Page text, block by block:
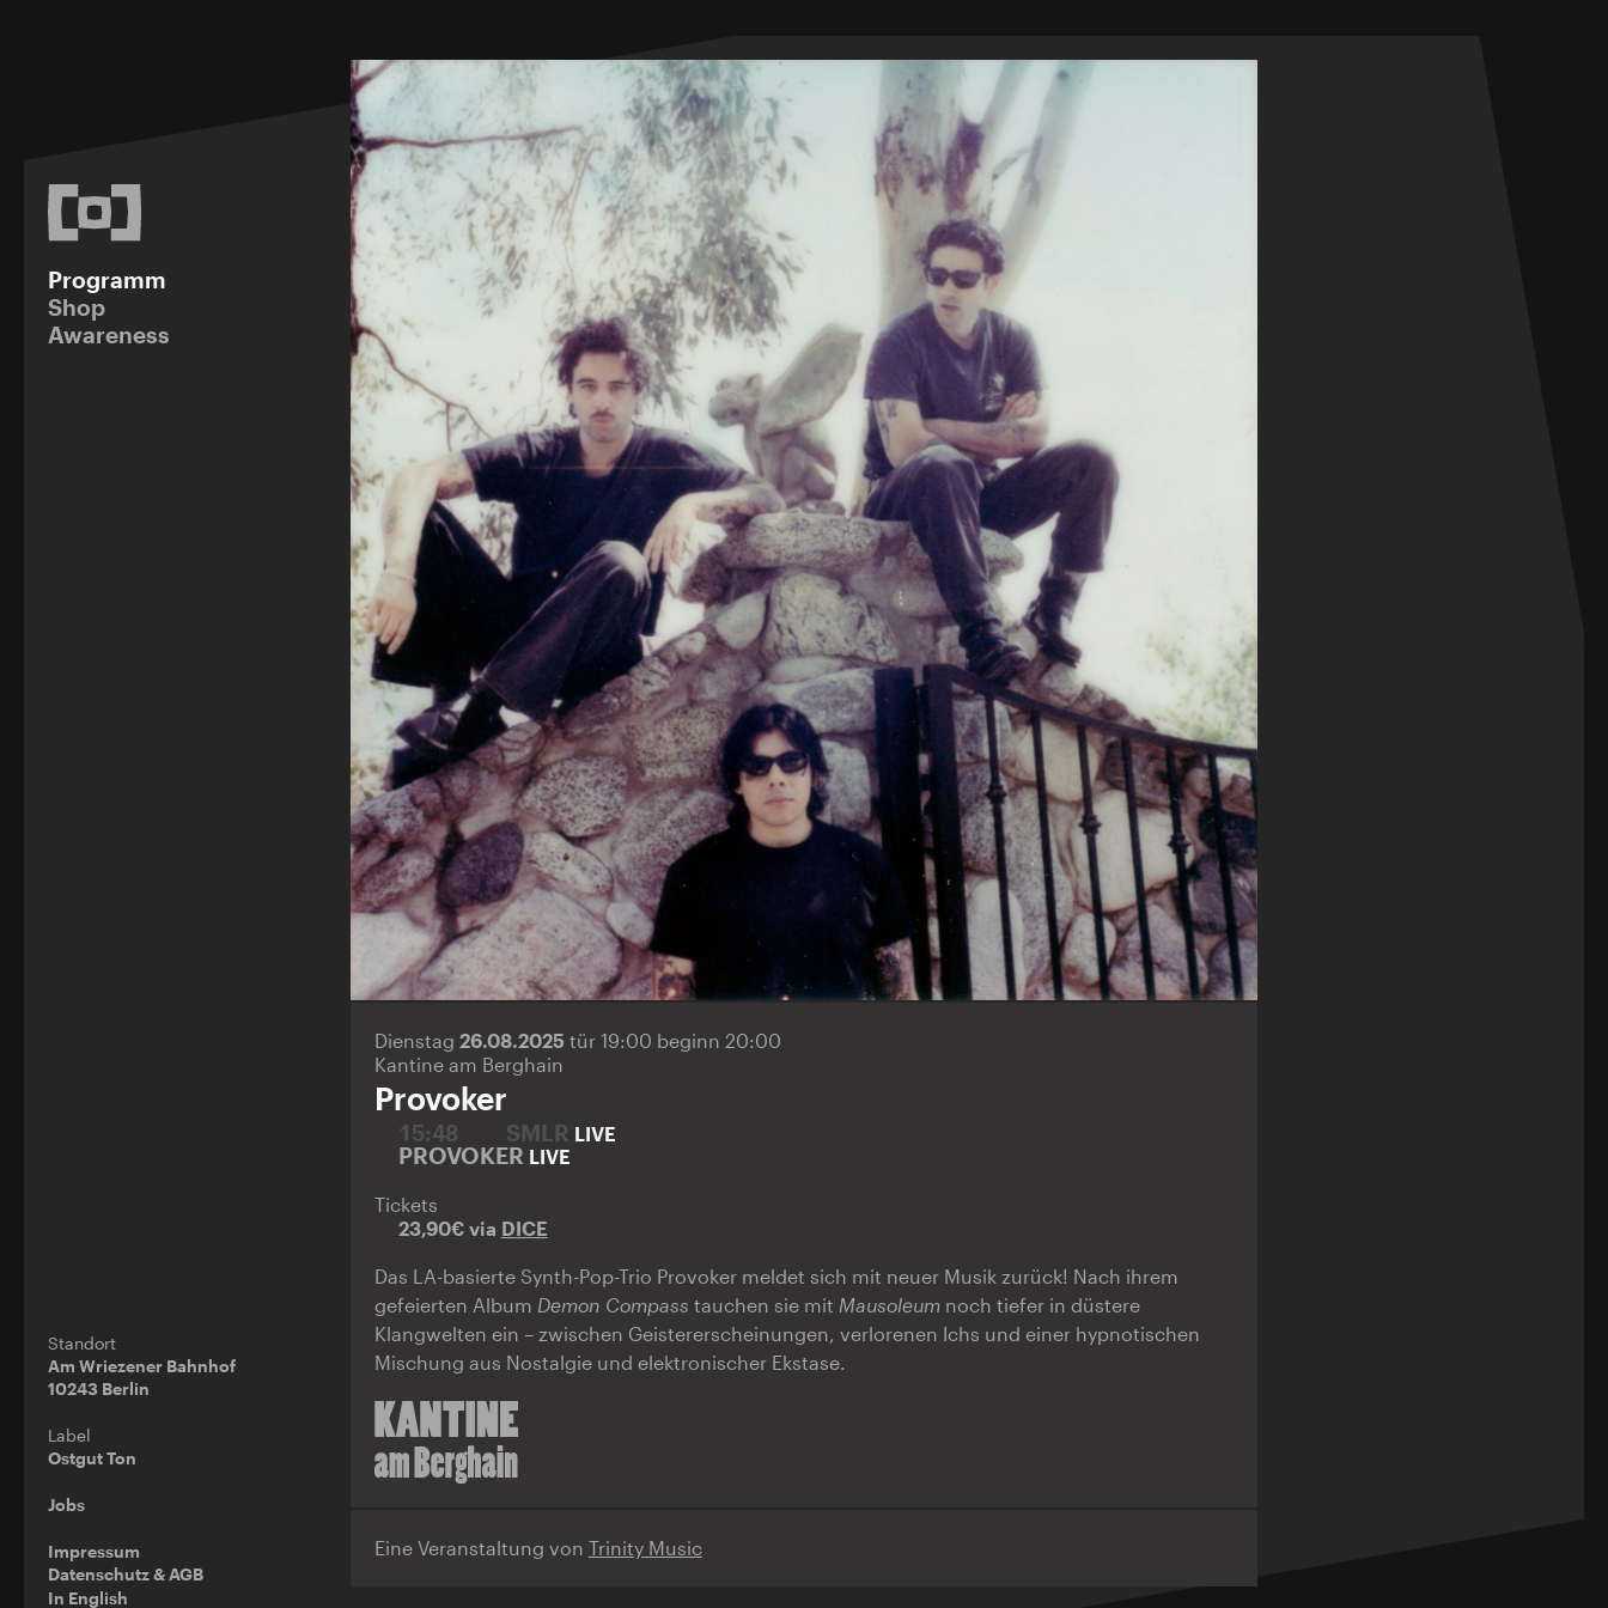
Programm
Shop
Awareness
Standort
Am Wriezener Bahnhof
10243 Berlin
Label
Ostgut Ton
Jobs
Impressum
Datenschutz & AGB
In English
Dienstag 26.08.2025 tür 19:00 beginn 20:00
Kantine am Berghain
Provoker
15:48 SMLR LIVE
PROVOKER LIVE
Tickets
23,90€ via DICE
Das LA-basierte Synth-Pop-Trio Provoker meldet sich mit neuer Musik zurück! Nach ihrem
gefeierten Album Demon Compass tauchen sie mit Mausoleumnoch tiefer in düstere
Klangwelten ein – zwischen Geistererscheinungen, verlorenen Ichs und einer hypnotischen
Mischung aus Nostalgie und elektronischer Ekstase.
Eine Veranstaltung von Trinity Music